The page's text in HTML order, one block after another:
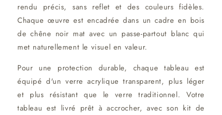
rendu précis, sans reflet et des couleurs fidèles.
Chaque œuvre est encadrée dans un cadre en bois
de chêne noir mat avec un passe-partout blanc qui
met naturellement le visuel en valeur.
Pour une protection durable, chaque tableau est
équipé d'un verre acrylique transparent, plus léger
et plus résistant que le verre traditionnel. Votre
tableau est livré prêt à accrocher, avec son kit de